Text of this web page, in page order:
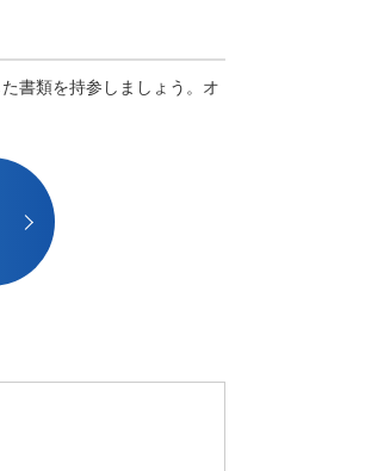
書類を持参しましょう。オ